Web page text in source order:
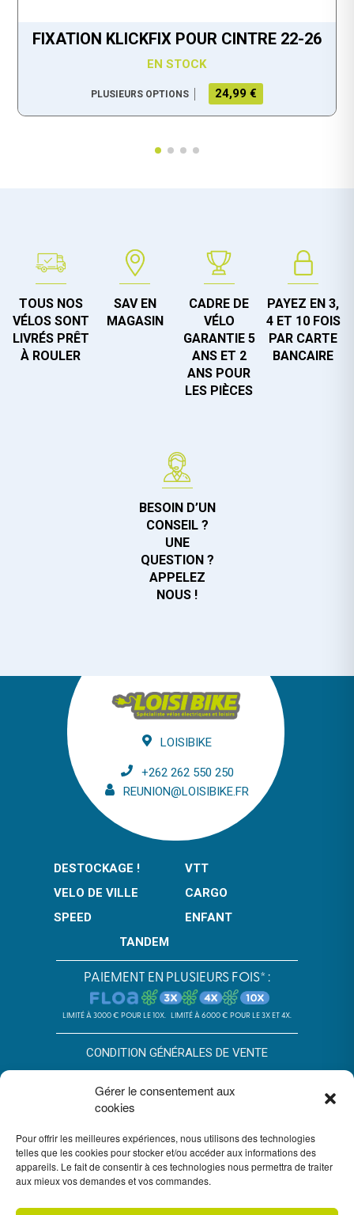
Gérer le consentement aux
cookies
Pour offrir les meilleures expériences, nous utilisons des technologies
telles que les cookies pour stocker et/ou accéder aux informations des
appareils. Le fait de consentir à ces technologies nous permettra de traiter
aux mieux vos demandes et vos commandes.
FIXATION KLICKFIX POUR CINTRE 22-26
EN STOCK
PLUSIEURS OPTIONS 24,99 €
TOUS NOS
VÉLOS SONT
LIVRÉS PRÊT
À ROULER
SAV EN
MAGASIN
CADRE DE
VÉLO
GARANTIE 5
ANS ET 2
ANS POUR
LES PIÈCES
PAYEZ EN 3,
4 ET 10 FOIS
PAR CARTE
BANCAIRE
BESOIN D’UN
CONSEIL ?
UNE
QUESTION ?
APPELEZ
NOUS !
LOISIBIKE
+262 262 550 250
REUNION@LOISIBIKE.FR
DESTOCKAGE !
VTT
VELO DE VILLE
CARGO
SPEED
ENFANT
TANDEM
PAIEMENT EN PLUSIEURS FOIS* :
LIMITÉ À 3000 € POUR LE 10X. LIMITÉ À 6000 € POUR LE 3X ET 4X.
CONDITION GÉNÉRALES DE VENTE
*SOUS RÉSERVE D’ACCEPTATION DU DOSSIER PAR FLOA. SA AU
IMMEUBLE G7, 71 RUE LUCIEN FAURE 33300 BORDEAUX,
ENREGISTRÉE À L’ORIAS SOUS LE N°07028160. SOUMISE AU
CONTRÔLE DE L’AUTORITÉ DE CONTRÔLE PRUDENTIEL ET DE
RÉSOLUTION, 4 PLACE DE BUDAPEST CS 92459, 75436 PARIS.
VOUS DISPOSEZ DU DÉLAI LÉGAL DE RÉTRACTATION. VOIR